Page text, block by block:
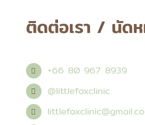
ติดต่อเรา / นัด
+66 80 967 8939
@littlefoxclinic